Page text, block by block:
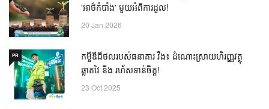
'អាថ៌កំបាំង' មួយអំពីការដួល!
20 Jan 2026
PR
កម្ចីឌីជីថលរបស់ធនាគារ វីង៖ ដំណោះស្រាយហិរញ្ញវត្ថុ
ឆ្លាតវៃ និង រហ័សទាន់ចិត្ត!
23 Oct 2025